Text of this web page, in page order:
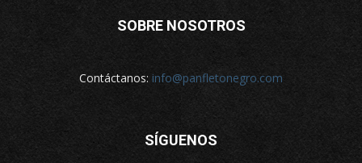
SOBRE NOSOTROS
Contáctanos: info@panfletonegro.com
SÍGUENOS